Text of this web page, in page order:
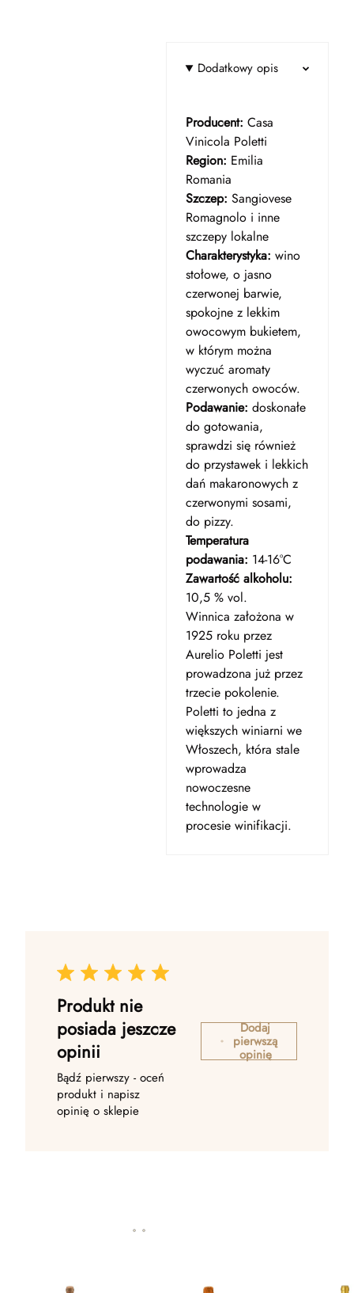
Dodatkowy opis
Producent: Casa
Vinicola Poletti
Region: Emilia
Romania
Szczep: Sangiovese
Romagnolo i inne
szczepy lokalne
Charakterystyka: wino
stołowe, o jasno
czerwonej barwie,
spokojne z lekkim
owocowym bukietem,
w którym można
wyczuć aromaty
czerwonych owoców.
Podawanie: doskonałe
do gotowania,
sprawdzi się również
do przystawek i lekkich
dań makaronowych z
czerwonymi sosami,
do pizzy.
Temperatura
podawania: 14-16°C
Zawartość alkoholu:
10,5 % vol.
Winnica założona w
1925 roku przez
Aurelio Poletti jest
prowadzona już przez
trzecie pokolenie.
Poletti to jedna z
większych winiarni we
Włoszech, która stale
wprowadza
nowoczesne
technologie w
procesie winifikacji.
Produkt nie
posiada jeszcze
opinii
Bądź pierwszy - oceń
produkt i napisz
opinię o sklepie
Dodaj
pierwszą
opinię